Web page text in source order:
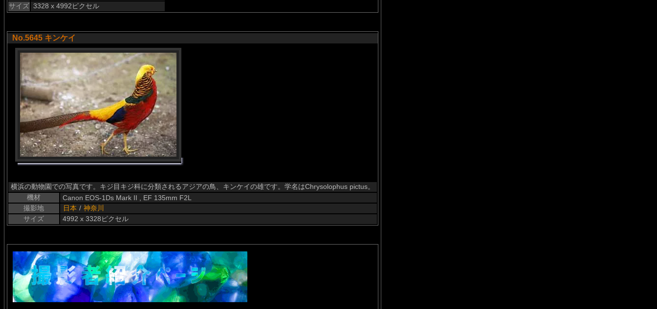
サイズ 3328 x 4992ピクセル
No.5645 キンケイ
横浜の動物園での写真です。キジ目キジ科に分類されるアジアの鳥、キンケイの雄です。学名はChrysolophus pictus。
機材
Canon EOS-1Ds Mark II , EF 135mm F2L
撮影地
日本 / 神奈川
サイズ
4992 x 3328ピクセル